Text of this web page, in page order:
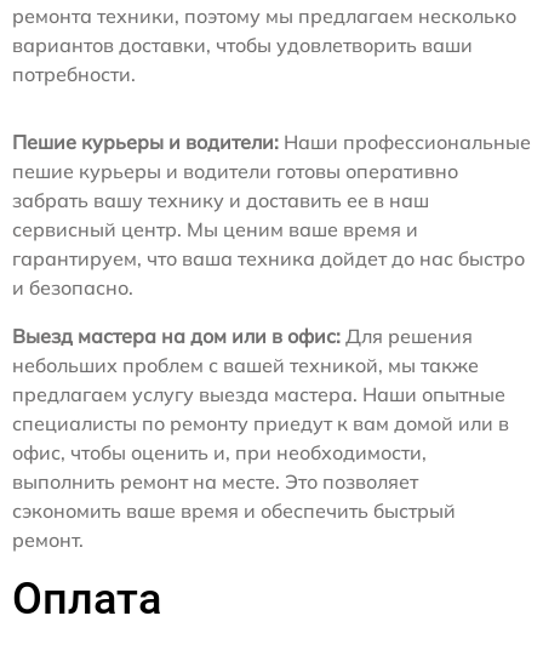
ремонта техники, поэтому мы предлагаем несколько
вариантов доставки, чтобы удовлетворить ваши
потребности.
Пешие курьеры и водители: Наши профессиональные
пешие курьеры и водители готовы оперативно
забрать вашу технику и доставить ее в наш
сервисный центр. Мы ценим ваше время и
гарантируем, что ваша техника дойдет до нас быстро
и безопасно.
Выезд мастера на дом или в офис: Для решения
небольших проблем с вашей техникой, мы также
предлагаем услугу выезда мастера. Наши опытные
специалисты по ремонту приедут к вам домой или в
офис, чтобы оценить и, при необходимости,
выполнить ремонт на месте. Это позволяет
сэкономить ваше время и обеспечить быстрый
ремонт.
Оплата